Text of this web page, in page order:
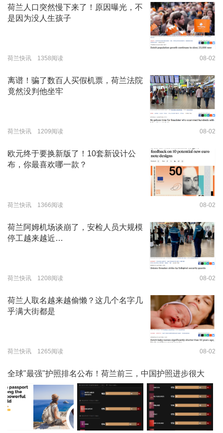
荷兰人口突然慢下来了！原因曝光，不
是因为没人生孩子
荷兰快讯 1358阅读 08-02
离谱！骗了数百人买假机票，荷兰法院
竟然没判他坐牢
荷兰快讯 1209阅读 08-02
欧元终于要换新版了！10套新设计公
布，你最喜欢哪一款？
荷兰快讯 1366阅读 08-02
荷兰阿姆机场谈崩了，安检人员大规模
停工越来越近…
荷兰快讯 1208阅读 08-02
荷兰人取名越来越偷懒？这几个名字几
乎满大街都是
荷兰快讯 1265阅读 08-02
全球"最强"护照排名公布！荷兰前三，中国护照进步很大